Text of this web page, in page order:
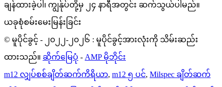
ချန်ထားခဲ့ပါ၊ ကျွန်ုပ်တို့မှ ၂၄ နာရီအတွင်း ဆက်သွယ်ပါမည်။
ယခုစုံစမ်းမေးမြန်းခြင်း
© မူပိုင်ခွင့် - ၂၀၂၂-၂၀၂၆ : မူပိုင်ခွင့်အားလုံးကို သိမ်းဆည်း
ထားသည်။ ဆိုက်မြေပုံ - AMP မိုဘိုင်း
m12 လျှပ်စစ်ချိတ်ဆက်ကိရိယာ, m12 ၅ ပင်, Milspec ချိတ်ဆက်